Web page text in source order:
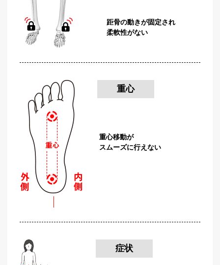
距骨の動きが固定され
柔軟性がない
重心
重心移動が
スムーズに行えない
症状